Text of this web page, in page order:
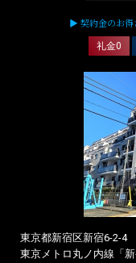
▶ 契約金のお
礼金0
東京都新宿区新宿6-2-4
東京メトロ丸ノ内線「